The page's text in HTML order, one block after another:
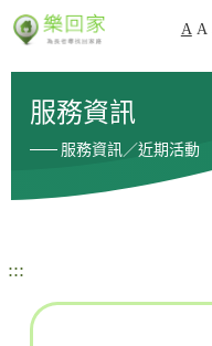
A A
服務資訊
服務資訊／近期活動
:::